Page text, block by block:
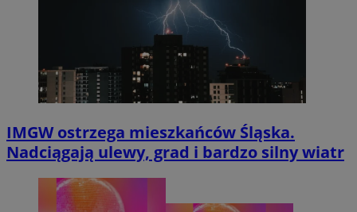
IMGW ostrzega mieszkańców Śląska.
Nadciągają ulewy, grad i bardzo silny wiatr